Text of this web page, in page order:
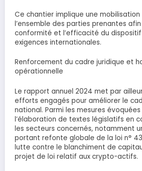
Ce chantier implique une
l’ensemble des parties prenantes afin
conformité et l’efficacité du
exigences internationales.
Renforcement du cadre juridique et
opérationnelle
Le rapport annuel 2024 met par
efforts engagés pour améliorer le
national. Parmi les mesures
l’élaboration de textes législatifs en
les secteurs concernés, notamment
portant refonte globale de la loi n°
lutte contre le blanchiment de
projet de loi relatif aux crypto-actifs.